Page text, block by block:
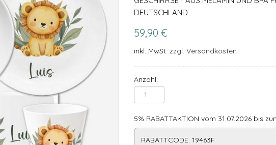
DEUTSCHLAND
59,90 €
inkl. MwSt. zzgl. Versandkosten
Anzahl:
5% RABATTAKTION vom 31.07.2026 bis
RABATTCODE: 19463F